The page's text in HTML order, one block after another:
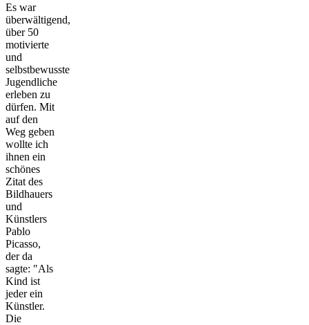
Es war
überwältigend,
über 50
motivierte
und
selbstbewusste
Jugendliche
erleben zu
dürfen. Mit
auf den
Weg geben
wollte ich
ihnen ein
schönes
Zitat des
Bildhauers
und
Künstlers
Pablo
Picasso,
der da
sagte: "Als
Kind ist
jeder ein
Künstler.
Die